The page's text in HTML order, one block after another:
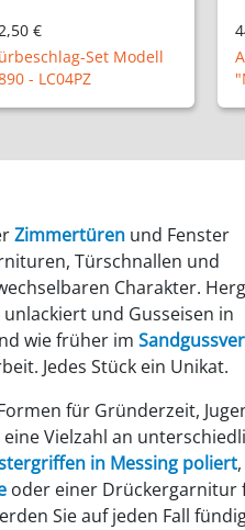
€
Türklingel
Zimmertüren und Fenster
Türschnallen und
Charakter.
und Gusseisen in
wie früher im
Jedes Stück ein Unikat.
für Gründerzeit,
Vielzahl an
in Messing poliert,
oder einer Drückergarnitur
Sie auf jeden Fall